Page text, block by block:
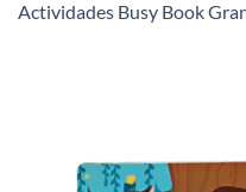
Actividades Busy Book